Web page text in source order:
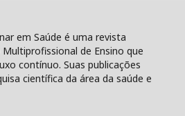
em Saúde é uma revista
de Ensino que
contínuo. Suas publicações
científica da área da saúde e